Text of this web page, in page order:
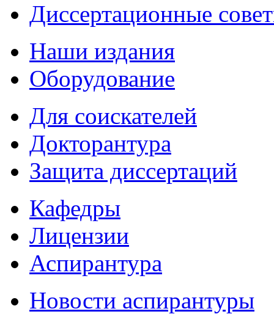
Диссертационные
Наши издания
Оборудование
Для соискателей
Докторантура
Защита диссертаций
Кафедры
Лицензии
Аспирантура
Новости аспирантуры